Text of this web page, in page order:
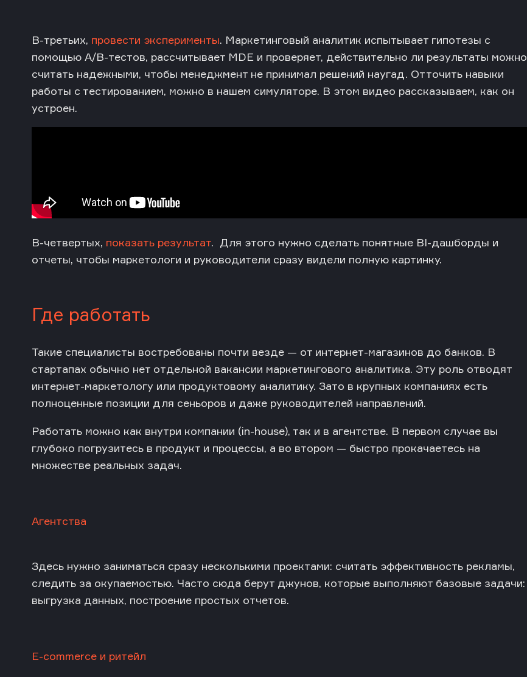
В-третьих, провести эксперименты. Маркетинговый аналитик испытывает гипотезы с
помощью A/B-тестов, рассчитывает MDE и проверяет, действительно ли результаты можно
считать надежными, чтобы менеджмент не принимал решений наугад. Отточить навыки
работы с тестированием, можно в нашем симуляторе. В этом видео рассказываем, как он
устроен.
В-четвертых, показать результат. Для этого нужно сделать понятные BI-дашборды и
отчеты, чтобы маркетологи и руководители сразу видели полную картинку.
Где работать
Такие специалисты востребованы почти везде — от интернет-магазинов до банков. В
стартапах обычно нет отдельной вакансии маркетингового аналитика. Эту роль отводят
интернет-маркетологу или продуктовому аналитику. Зато в крупных компаниях есть
полноценные позиции для сеньоров и даже руководителей направлений.
Работать можно как внутри компании (in-house), так и в агентстве. В первом случае вы
глубоко погрузитесь в продукт и процессы, а во втором — быстро прокачаетесь на
множестве реальных задач.
Агентства
Здесь нужно заниматься сразу несколькими проектами: считать эффективность рекламы,
следить за окупаемостью. Часто сюда берут джунов, которые выполняют базовые задачи:
выгрузка данных, построение простых отчетов.
E-commerce и ритейл